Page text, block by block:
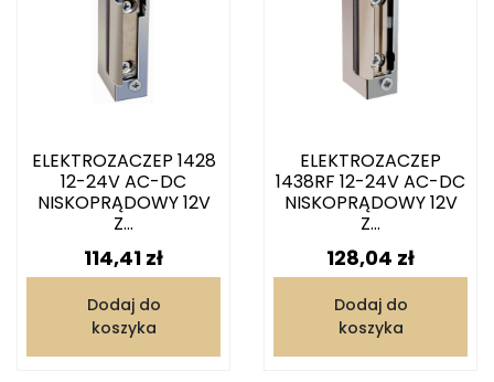
ELEKTROZACZEP 1428
12-24V AC-DC
NISKOPRĄDOWY 12V
Z...
Cena
114,41 zł
Dodaj do
koszyka
ELEKTROZACZEP
1438RF 12-24V AC-DC
NISKOPRĄDOWY 12V
Z...
Cena
128,04 zł
Dodaj do
koszyka